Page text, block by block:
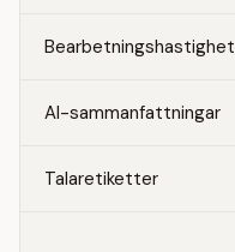
Bearbetningshastighet
AI-sammanfattningar
Talaretiketter